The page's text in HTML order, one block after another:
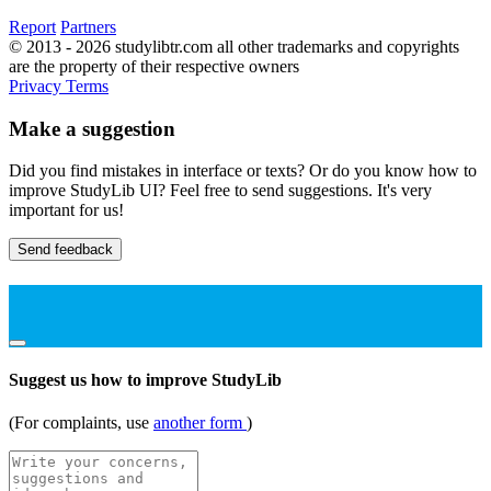
Report Partners
© 2013 - 2026 studylibtr.com all other trademarks and copyrights
are the property of their respective owners
Privacy Terms
Make a suggestion
Did you find mistakes in interface or texts? Or do you know how to
improve StudyLib UI? Feel free to send suggestions. It's very
important for us!
Send feedback
Suggest us how to improve StudyLib
(For complaints, use another form )